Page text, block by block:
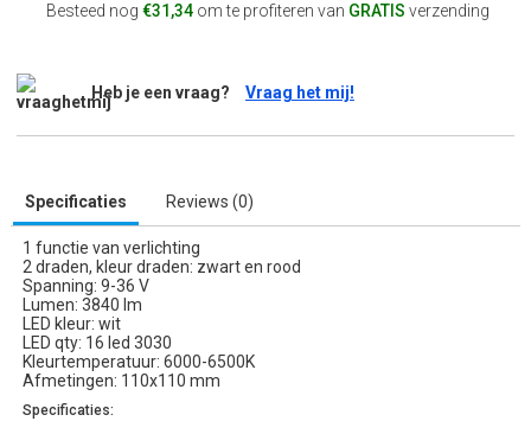
Besteed nog €31,34om te profiteren van GRATIS verzending
Heb je een vraag? Vraag het mij!
Specificaties Reviews (0)
1 functie van verlichting
2 draden, kleur draden: zwart en rood
Spanning: 9-36 V
Lumen: 3840 lm
LED kleur: wit
LED qty: 16 led 3030
Kleurtemperatuur: 6000-6500K
Afmetingen: 110x110 mm
Specificaties: